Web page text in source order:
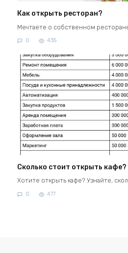
Как открыть ресторан?
Мечтаете о собственном
0 435
Сколько стоит открыть кафе?
Хотите открыть кафе? Узнайте,
0 477